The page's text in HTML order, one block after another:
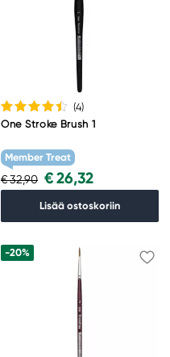
(4)
One Stroke Brush 1
Member Treat
€ 32,90 € 26,32
Lisää ostoskoriin
-20%